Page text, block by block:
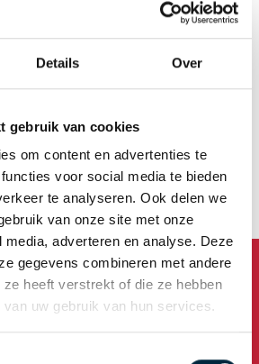
Details Over
gebruik van cookies
om content en advertenties te
voor social media te bieden
te analyseren. Ook delen we
van onze site met onze
adverteren en analyse. Deze
gegevens combineren met andere
ze heeft verstrekt of die ze hebben
uw gebruik van hun services.
webshop